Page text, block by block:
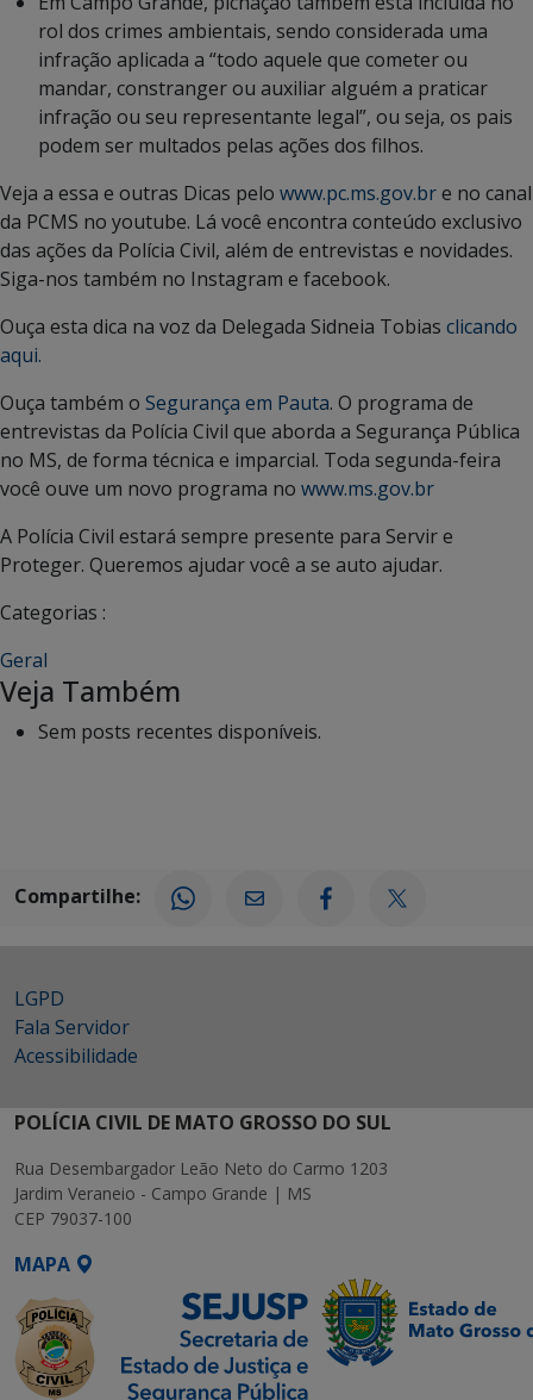
rol dos crimes ambientais, sendo considerada uma
infração aplicada a “todo aquele que cometer ou
mandar, constranger ou auxiliar alguém a praticar
infração ou seu representante legal”, ou seja, os pais
podem ser multados pelas ações dos filhos.
Veja a essa e outras Dicas pelo www.pc.ms.gov.bre no canal
da PCMS no youtube. Lá você encontra conteúdo exclusivo
das ações da Polícia Civil, além de entrevistas e novidades.
Siga-nos também no Instagram e facebook.
Ouça esta dica na voz da Delegada Sidneia Tobias clicando
aqui.
Ouça também o Segurança em Pauta. O programa de
entrevistas da Polícia Civil que aborda a Segurança Pública
no MS, de forma técnica e imparcial. Toda segunda-feira
você ouve um novo programa no www.ms.gov.br
A Polícia Civil estará sempre presente para Servir e
Proteger. Queremos ajudar você a se auto ajudar.
Categorias :
Geral
Veja Também
Sem posts recentes disponíveis.
Compartilhe:
LGPD
Fala Servidor
Acessibilidade
POLÍCIA CIVIL DE MATO GROSSO DO SUL
Rua Desembargador Leão Neto do Carmo 1203
Jardim Veraneio - Campo Grande | MS
CEP 79037-100
MAPA